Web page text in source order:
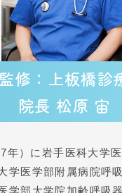
修：上板橋
院長 松原 宙
年）に岩手医科大学
学医学部附属病院呼
学部大学院加齢呼吸